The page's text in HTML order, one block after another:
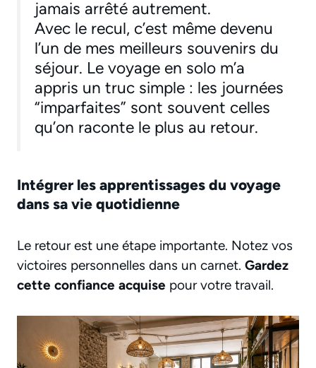
jamais arrêté autrement.
Avec le recul, c’est même devenu
l’un de mes meilleurs souvenirs du
séjour. Le voyage en solo m’a
appris un truc simple : les journées
“imparfaites” sont souvent celles
qu’on raconte le plus au retour.
Intégrer les apprentissages du voyage
dans sa vie quotidienne
Le retour est une étape importante. Notez vos
victoires personnelles dans un carnet. Gardez
cette confiance acquise pour votre travail.